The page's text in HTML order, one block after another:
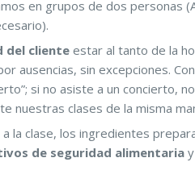
en grupos de dos personas
del cliente estar al tanto de la
ausencias, sin excepciones.
si no asiste a un concierto,
nuestras clases de la misma
a la clase, los ingredientes
de seguridad alimentaria